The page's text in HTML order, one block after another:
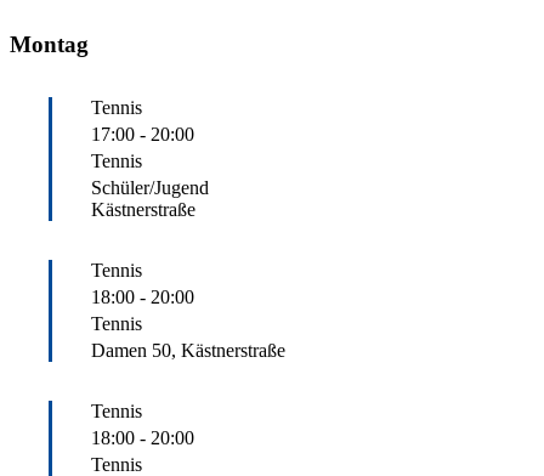
Montag
Tennis
17:00 - 20:00
Tennis
Schüler/Jugend
Kästnerstraße
Tennis
18:00 - 20:00
Tennis
Damen 50, Kästnerstraße
Tennis
18:00 - 20:00
Tennis